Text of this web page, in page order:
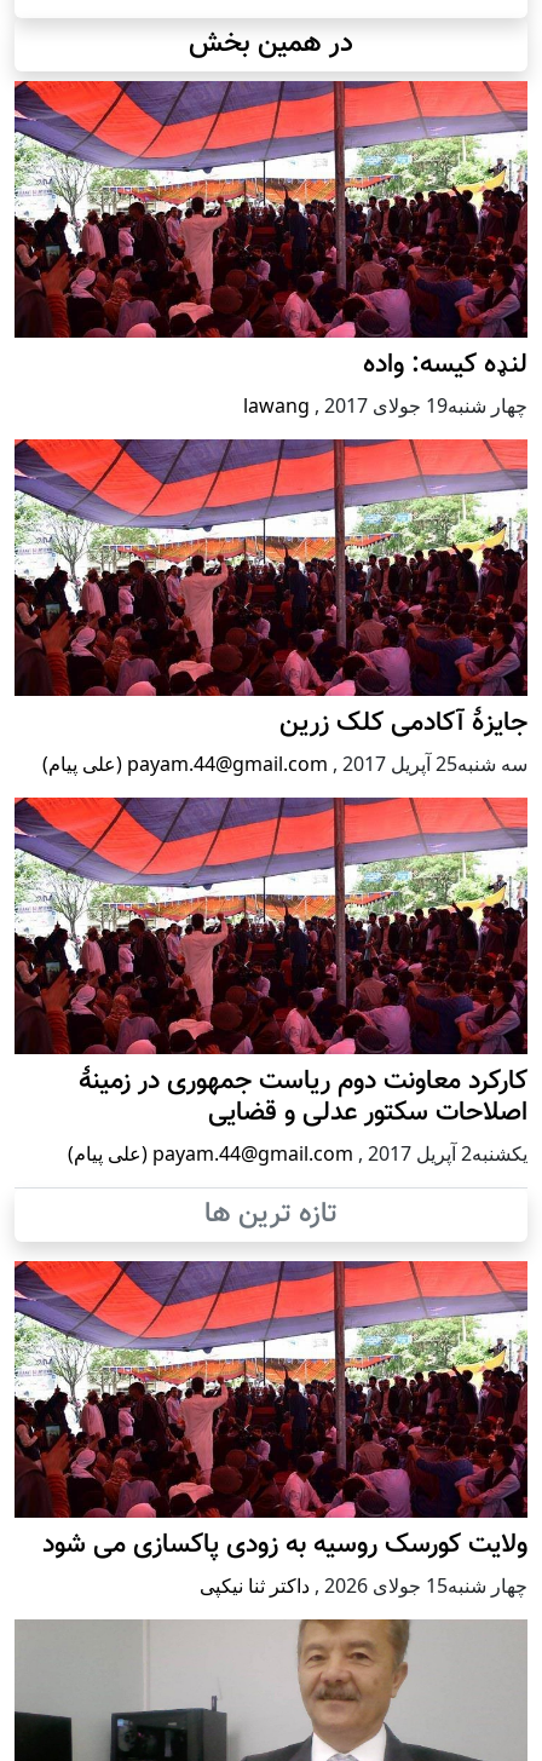
در همین بخش
لنډه کیسه: واده
چهار شنبه19 جولای 2017 ,
lawang
جایزۀ آکادمی کلک زرین
سه شنبه25 آپریل 2017 , payam.44@gmail.com (علی پیام)
کارکرد معاونت دوم ریاست جمهوری در زمینۀ
اصلاحات سکتور عدلی و قضایی
يكشنبه2 آپریل 2017 , payam.44@gmail.com (علی پیام)
تازه ترین ها
ولایت کورسک روسیه به زودی پاکسازی می شود
چهار شنبه15 جولای 2026 , داکتر ثنا نیکپی